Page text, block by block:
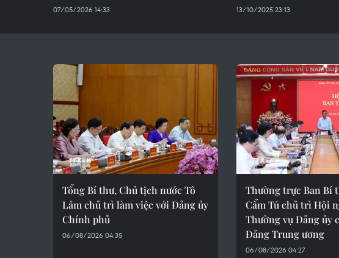
07/05/2026 14:33 13/10/2025 23:13
Tổng Bí thư, Chủ tịch nước Tô
Lâm chủ trì làm việc với Đảng ủy
Chính phủ
06/08/2026 04:35
Thường trực Ban Bí
Cẩm Tú chủ trì Hội
Thường vụ Đảng ủy
Đảng Trung ương
06/08/2026 04:27